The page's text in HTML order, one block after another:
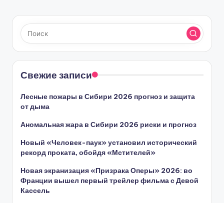
Свежие записи
Лесные пожары в Сибири 2026 прогноз и защита
от дыма
Аномальная жара в Сибири 2026 риски и прогноз
Новый «Человек-паук» установил исторический
рекорд проката, обойдя «Мстителей»
Новая экранизация «Призрака Оперы» 2026: во
Франции вышел первый трейлер фильма с Девой
Кассель